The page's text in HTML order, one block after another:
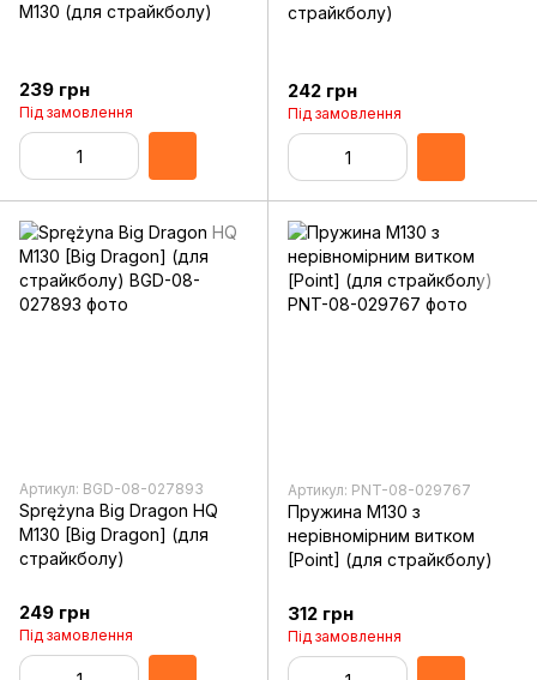
M130 (для страйкболу)
239 грн
Під замовлення
страйкболу)
242 грн
Під замовлення
Артикул: BGD-08-027893
Sprężyna Big Dragon HQ
M130 [Big Dragon] (для
страйкболу)
249 грн
Під замовлення
Артикул: PNT-08-029767
Пружина M130 з
нерівномірним витком
[Point] (для страйкболу)
312 грн
Під замовлення